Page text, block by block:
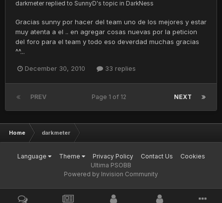
darkmeter replied to SunnyD's topic in DarkNess
Gracias sunny por hacer del team uno de los mejores y estar
muy atenta a el .. en agregar cosas nuevas por la peticion
del foro para el team y todo eso deverdad muchas gracias
^^...
December 30, 2010 33 replies
PREV NEXT
Page 1 of 12
Home darkmeter
Language Theme Privacy Policy Contact Us
Cookies
Ultima PSOBB
Powered by Invision Community